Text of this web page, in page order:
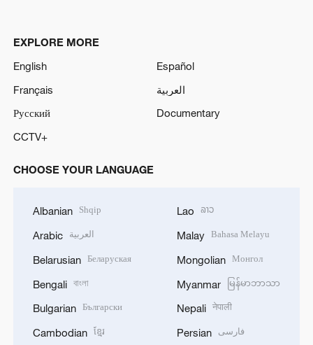
EXPLORE MORE
English
Español
Français
العربية
Русский
Documentary
CCTV+
CHOOSE YOUR LANGUAGE
Albanian Shqip
Arabic العربية
Belarusian Беларуская
Bengali বাংলা
Bulgarian Български
Cambodian ខ្មែរ
Lao ລາວ
Malay Bahasa Melayu
Mongolian Монгол
Myanmar မြန်မာဘာသာ
Nepali नेपाली
Persian فارسی